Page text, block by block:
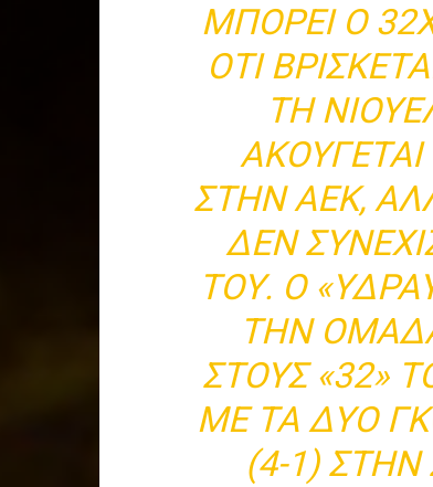
ΜΠΟΡΕΊ Ο
ΌΤΙ
ΤΗ
ΣΤΗΝ ΑΕΚ,
ΔΕΝ
ΤΟΥ. Ο
ΤΗΝ
ΣΤΟΥΣ «32»
ΜΕ ΤΑ ΔΎΟ
(4-1)